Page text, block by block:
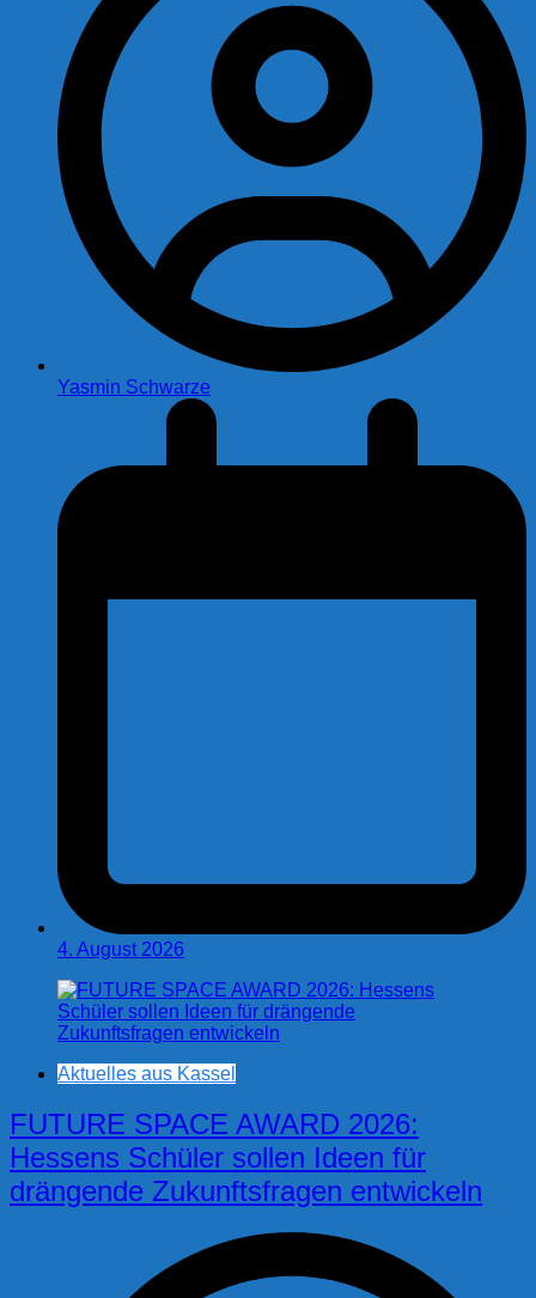
Yasmin Schwarze
4. August 2026
Aktuelles aus Kassel
FUTURE SPACE AWARD 2026:
Hessens Schüler sollen Ideen für
drängende Zukunftsfragen entwickeln